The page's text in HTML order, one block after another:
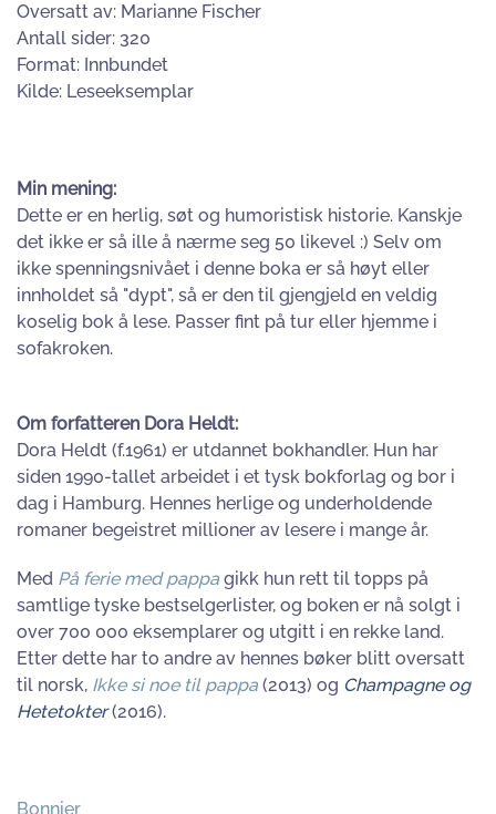
Oversatt av: Marianne Fischer
Antall sider: 320
Format: Innbundet
Kilde: Leseeksemplar
Min mening:
Dette er en herlig, søt og humoristisk historie. Kanskje
det ikke er så ille å nærme seg 50 likevel :) Selv om
ikke spenningsnivået i denne boka er så høyt eller
innholdet så "dypt", så er den til gjengjeld en veldig
koselig bok å lese. Passer fint på tur eller hjemme i
sofakroken.
Om forfatteren Dora Heldt:
Dora Heldt (f.1961) er utdannet bokhandler. Hun har
siden 1990-tallet arbeidet i et tysk bokforlag og bor i
dag i Hamburg. Hennes herlige og underholdende
romaner begeistret millioner av lesere i mange år.
Med På ferie med pappa gikk hun rett til topps på
samtlige tyske bestselgerlister, og boken er nå solgt i
over 700 000 eksemplarer og utgitt i en rekke land.
Etter dette har to andre av hennes bøker blitt oversatt
til norsk, Ikke si noe til pappa (2013) og Champagne og
Hetetokter(2016).
Bonnier